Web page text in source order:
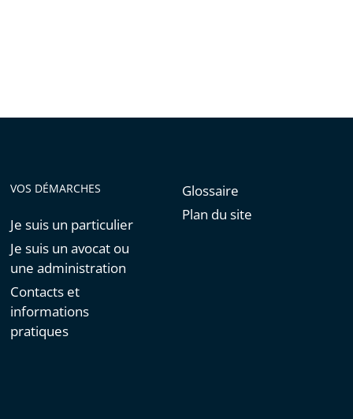
VOS DÉMARCHES
Je suis un particulier
Je suis un avocat ou
une administration
Contacts et
informations
pratiques
Glossaire
Plan du site